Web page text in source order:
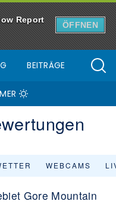
Report
ÖFFNEN
BEITRÄGE
WEBCAMS
Gore Mountain